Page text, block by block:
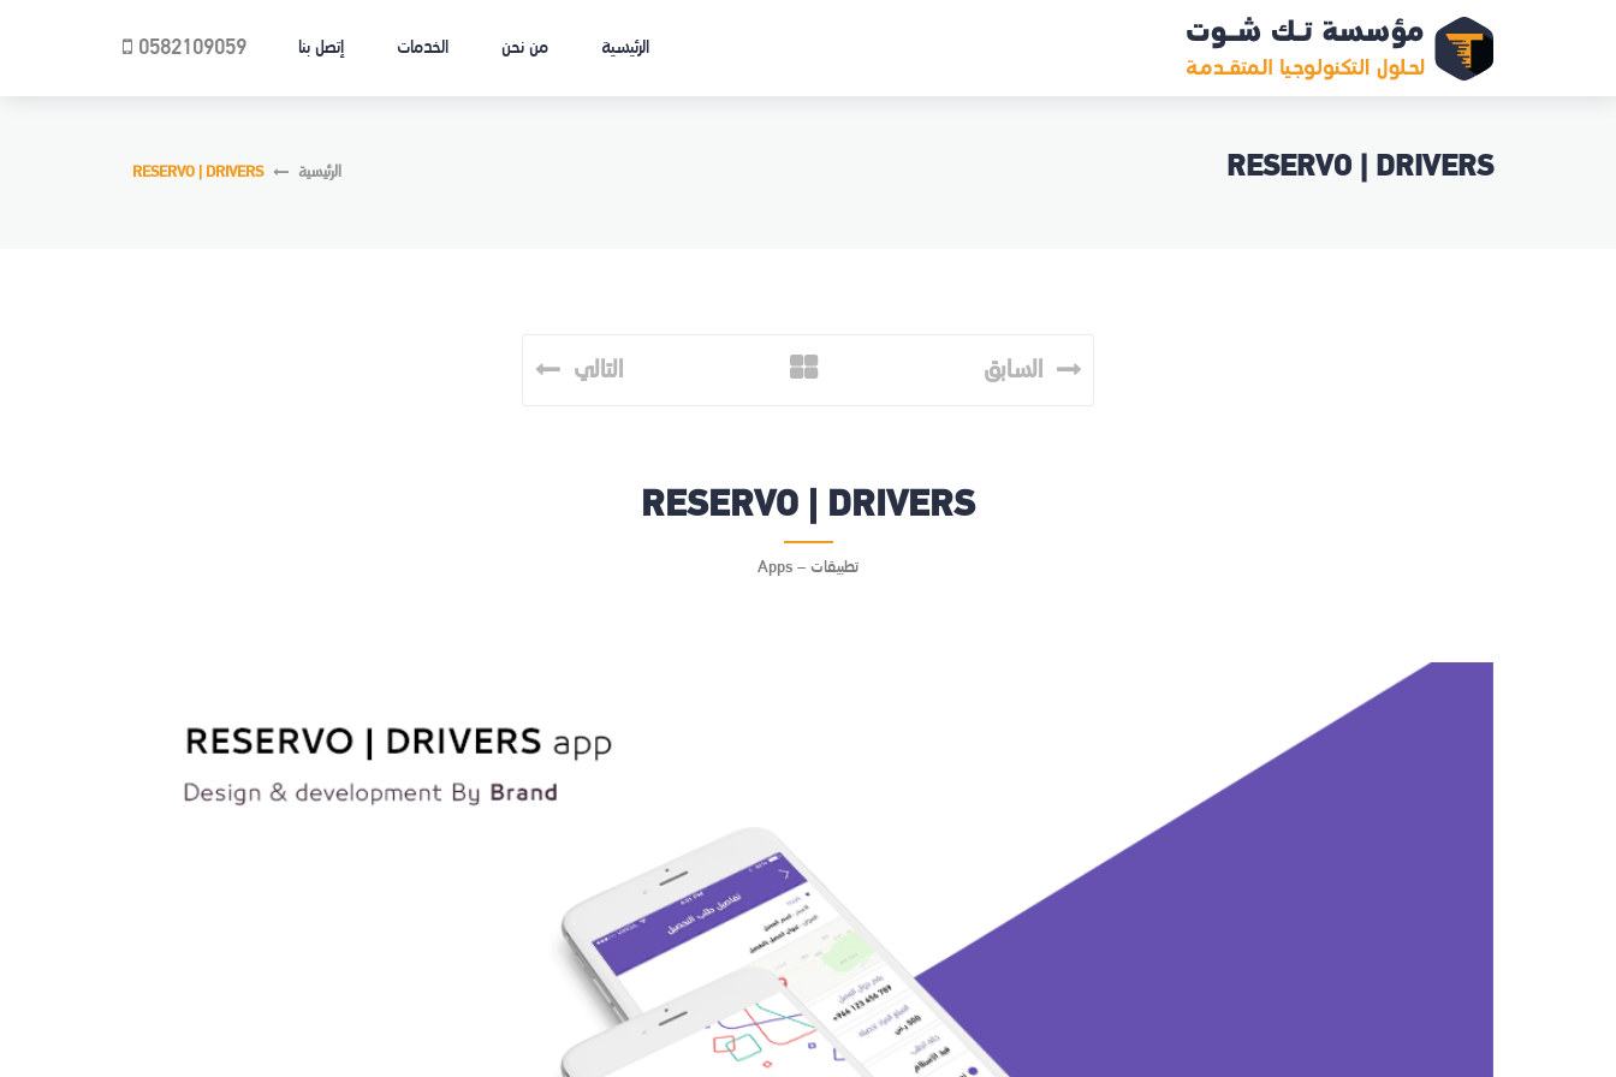
0582109059 الرئيسية من نحن الخدمات إتصل بنا
RESERVO | DRIVERS الرئيسية RESERVO | DRIVERS
السابق التالي
RESERVO | DRIVERS
تطبيقات – Apps